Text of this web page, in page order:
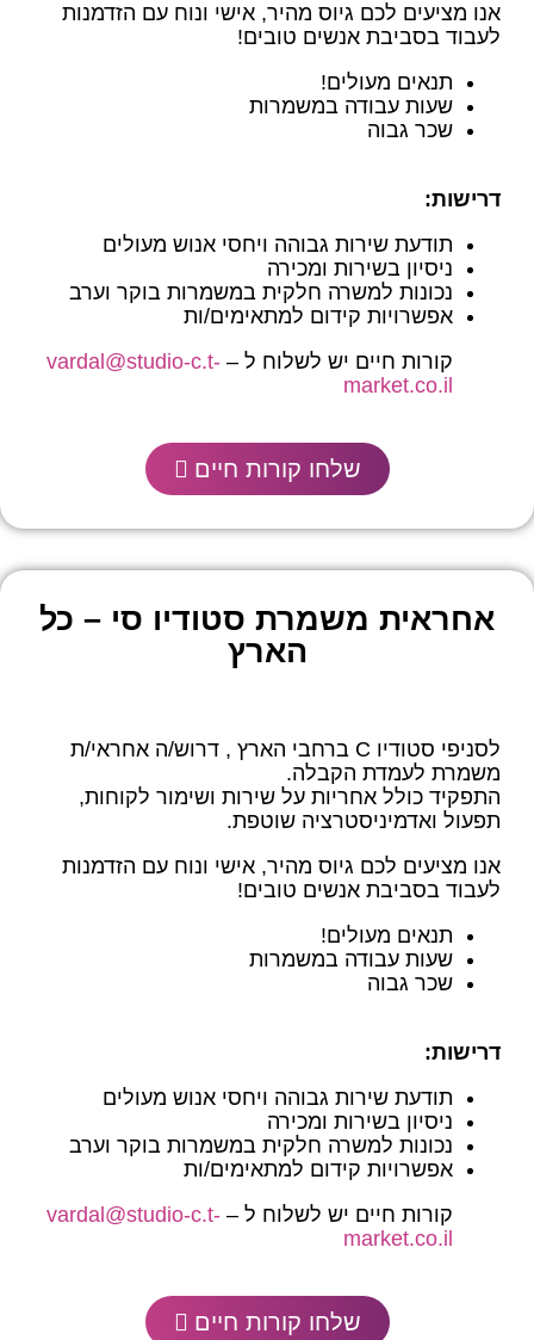
אנו מציעים לכם גיוס מהיר, אישי ונוח עם הזדמנות
לעבוד בסביבת אנשים טובים!
תנאים מעולים!
שעות עבודה במשמרות
שכר גבוה
דרישות:
תודעת שירות גבוהה ויחסי אנוש מעולים
ניסיון בשירות ומכירה
נכונות למשרה חלקית במשמרות בוקר וערב
אפשרויות קידום למתאימים/ות
קורות חיים יש לשלוח ל – vardal@studio-c.t-
market.co.il
שלחו קורות חיים
אחראית משמרת סטודיו סי – כל
הארץ
לסניפי סטודיו C ברחבי הארץ , דרוש/ה אחראי/ת
משמרת לעמדת הקבלה.
התפקיד כולל אחריות על שירות ושימור לקוחות,
תפעול ואדמיניסטרציה שוטפת.
אנו מציעים לכם גיוס מהיר, אישי ונוח עם הזדמנות
לעבוד בסביבת אנשים טובים!
תנאים מעולים!
שעות עבודה במשמרות
שכר גבוה
דרישות:
תודעת שירות גבוהה ויחסי אנוש מעולים
ניסיון בשירות ומכירה
נכונות למשרה חלקית במשמרות בוקר וערב
אפשרויות קידום למתאימים/ות
קורות חיים יש לשלוח ל – vardal@studio-c.t-
market.co.il
שלחו קורות חיים